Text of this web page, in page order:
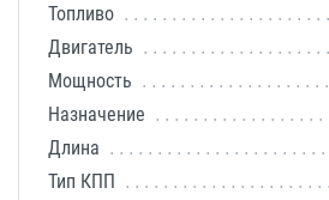
Топливо
Двигатель
Мощность
Назначение
Длина
Тип КПП